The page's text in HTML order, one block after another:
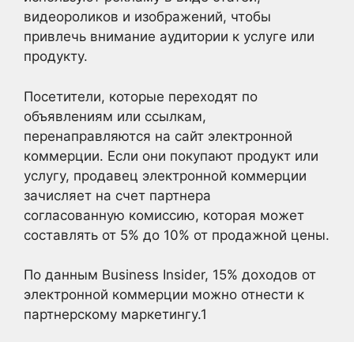
видеороликов и изображений, чтобы
привлечь внимание аудитории к услуге или
продукту.
Посетители, которые переходят по
объявлениям или ссылкам,
перенаправляются на сайт электронной
коммерции. Если они покупают продукт или
услугу, продавец электронной коммерции
зачисляет на счет партнера
согласованную комиссию, которая может
составлять от 5% до 10% от продажной цены.
По данным Business Insider, 15% доходов от
электронной коммерции можно отнести к
партнерскому маркетингу.1